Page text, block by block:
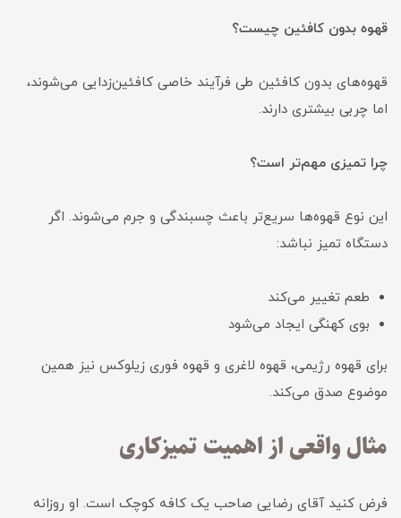
قهوه بدون کافئین چیست؟
قهوه‌های بدون کافئین طی فرآیند خاصی کافئین‌زدایی می‌شوند،
اما چربی بیشتری دارند.
چرا تمیزی مهم‌تر است؟
این نوع قهوه‌ها سریع‌تر باعث چسبندگی و جرم می‌شوند. اگر
دستگاه تمیز نباشد:
طعم تغییر می‌کند
بوی کهنگی ایجاد می‌شود
برای قهوه رژیمی، قهوه لاغری و قهوه فوری زیلوکس نیز همین
موضوع صدق می‌کند.
مثال واقعی از اهمیت تمیزکاری
فرض کنید آقای رضایی صاحب یک کافه کوچک است. او روزانه